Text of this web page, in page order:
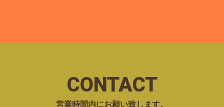
CONTACT
営業時間内にお願い致します。